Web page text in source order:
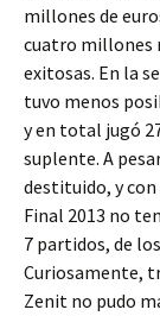
millones de
cuatro millones
exitosas. En la
tuvo menos
y en total jugó
suplente. A
destituido, y
Final 2013 no
7 partidos, de
Curiosamente,
Zenit no pudo